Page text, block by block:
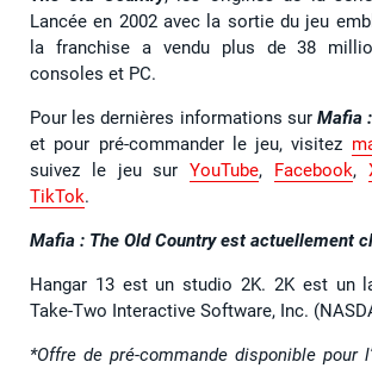
Lancée en 2002 avec la sortie du jeu
la franchise a vendu plus de 38
consoles et PC.
Pour les dernières informations surMafia
et pour pré-commander le jeu, visitez
suivez le jeu sur YouTube, Facebook,
TikTok.
Mafia : The Old Country est actuellement
Hangar 13 est un studio 2K. 2K est un
Take-Two Interactive Software, Inc.
*Offre de pré-commande disponible pour